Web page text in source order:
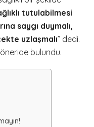
tutulabilmesi
saygı duymalı,
uzlaşmalı” dedi.
öneride bulundu.